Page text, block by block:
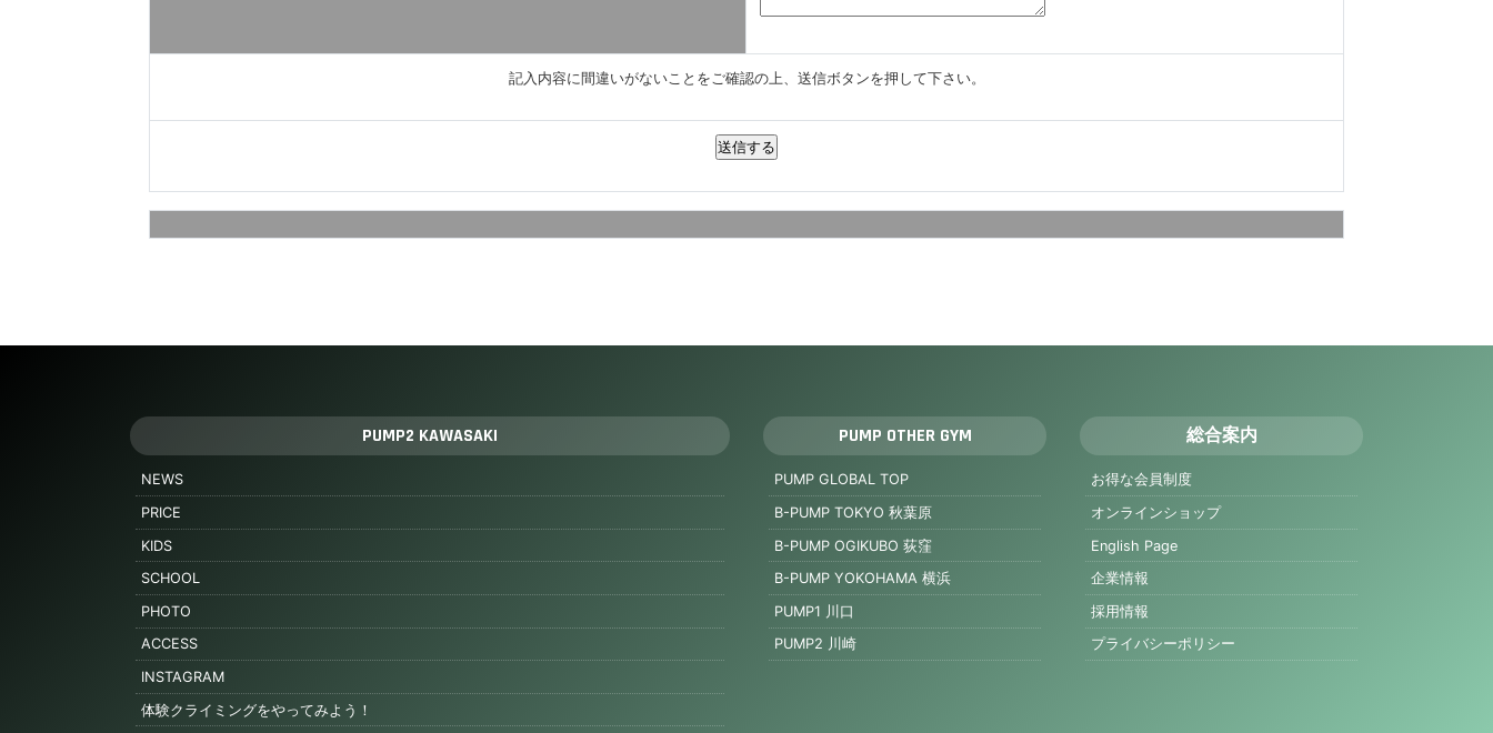
記入内容に間違いがないことをご確認の上、送信ボタンを押して下さい。
PUMP2 KAWASAKI
NEWS
PRICE
KIDS
SCHOOL
PHOTO
ACCESS
INSTAGRAM
体験クライミングをやってみよう！
PUMP OTHER GYM
PUMP GLOBAL TOP
B-PUMP TOKYO 秋葉原
B-PUMP OGIKUBO 荻窪
B-PUMP YOKOHAMA 横浜
PUMP1 川口
PUMP2 川崎
総合案内
お得な会員制度
オンラインショップ
English Page
企業情報
採用情報
プライバシーポリシー